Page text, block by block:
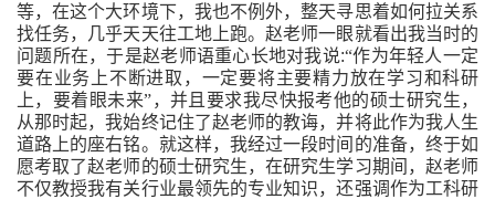
等，在这个大环境下，我也不例外，整天寻思着如何拉关系
找任务，几乎天天往工地上跑。赵老师一眼就看出我当时的
问题所在，于是赵老师语重心长地对我说:“作为年轻人一定
要在业务上不断进取，一定要将主要精力放在学习和科研
上，要着眼未来”，并且要求我尽快报考他的硕士研究生，
从那时起，我始终记住了赵老师的教诲，并将此作为我人生
道路上的座右铭。就这样，我经过一段时间的准备，终于如
愿考取了赵老师的硕士研究生，在研究生学习期间，赵老师
不仅教授我有关行业最领先的专业知识，还强调作为工科研